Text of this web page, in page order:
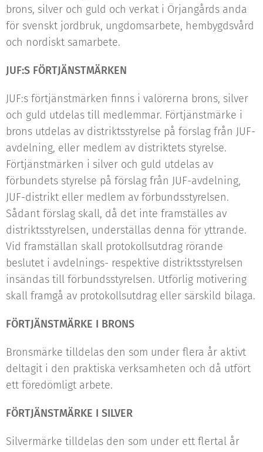
brons, silver och guld och verkat i Örjangårds anda
för svenskt jordbruk, ungdomsarbete, hembygdsvård
och nordiskt samarbete.
JUF:S FÖRTJÄNSTMÄRKEN
JUF:s förtjänstmärken finns i valörerna brons, silver
och guld utdelas till medlemmar. Förtjänstmärke i
brons utdelas av distriktsstyrelse på förslag från JUF-
avdelning, eller medlem av distriktets styrelse.
Förtjänstmärken i silver och guld utdelas av
förbundets styrelse på förslag från JUF-avdelning,
JUF-distrikt eller medlem av förbundsstyrelsen.
Sådant förslag skall, då det inte framställes av
distriktsstyrelsen, underställas denna för yttrande.
Vid framställan skall protokollsutdrag rörande
beslutet i avdelnings- respektive distriktsstyrelsen
insändas till förbundsstyrelsen. Utförlig motivering
skall framgå av protokollsutdrag eller särskild bilaga.
FÖRTJÄNSTMÄRKE I BRONS
Bronsmärke tilldelas den som under flera år aktivt
deltagit i den praktiska verksamheten och då utfört
ett föredömligt arbete.
FÖRTJÄNSTMÄRKE I SILVER
Silvermärke tilldelas den som under ett flertal år